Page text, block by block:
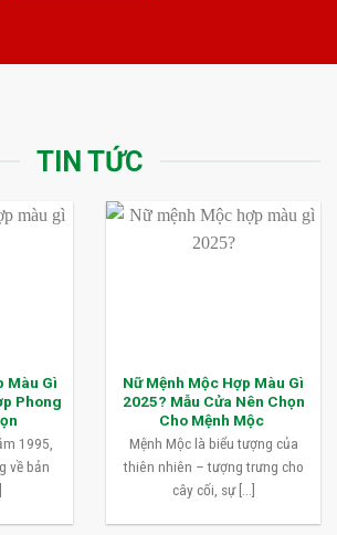
TIN TỨC
Màu Gì
Phong
1995,
về bản
Nữ Mệnh Mộc Hợp Màu Gì
2025? Mẫu Cửa Nên Chọn
Cho Mệnh Mộc
Mệnh Mộc là biểu tượng của
thiên nhiên – tượng trưng cho
cây cối, sự [...]